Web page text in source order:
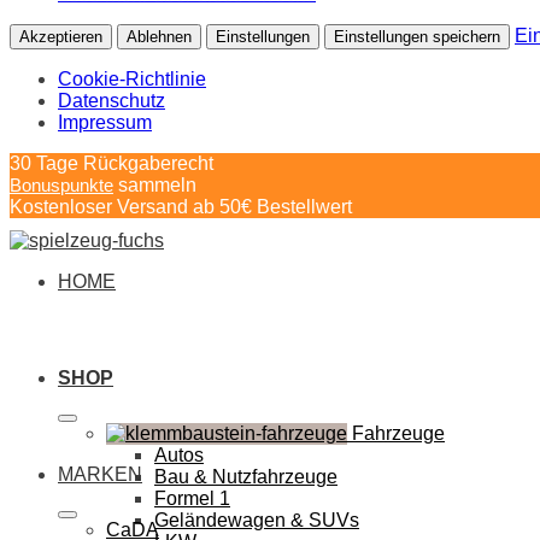
Akzeptieren Ablehnen Einstellungen Einstellungen speichern
Cookie-Richtlinie
Datenschutz
Impressum
Springe
zum
Inhalt
30 Tage Rückgaberecht
Bonuspunkte sammeln
Kostenloser Versand ab 50€ Bestellwert
HOME
SHOP
Fahrzeuge
Autos
Bau & Nutzfahrzeuge
Formel 1
Geländewagen & SUVs
MARKEN
CaDA